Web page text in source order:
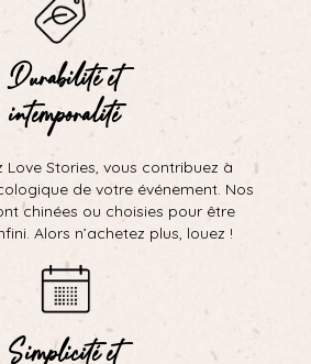
Durabilité et
intemporalité
Love Stories, vous contribuez à
de votre événement. Nos
chinées ou choisies pour être
Alors n’achetez plus, louez !
Simplicité et